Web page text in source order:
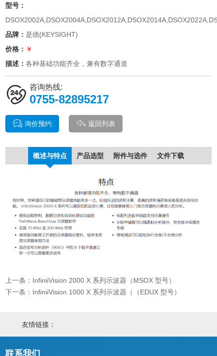
型号：
品牌：是徳(KEYSIGHT)
价格： ￥
描述：各种基础功能齐全，兼有数字通道
咨询热线:
0755-82895217
询价预约 返回列表
概述与特点 产品选型 附件与选件 文件下载
上一条：InfiniiVision 2000 X 系列示波器（MSOX 型号）
下一条：InfiniiVision 1000 X 系列示波器（（EDUX 型号）
友情链接：
联系我们